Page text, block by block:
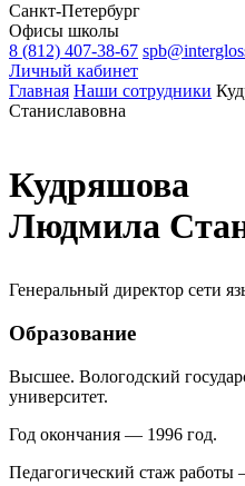
Санкт-Петербург
Офисы школы
8 (812) 407-38-67
Личный кабинет
Главная Наши сотрудники
Станиславовна
Кудряшова
Людмила
Генеральный директор сети
Образование
Высшее. Вологодский
университет.
Год окончания — 1996 год.
Педагогический стаж работы